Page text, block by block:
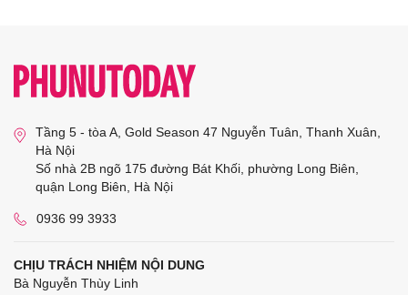
Tầng 5 - tòa A, Gold Season 47 Nguyễn Tuân, Thanh Xuân,
Hà Nội
Số nhà 2B ngõ 175 đường Bát Khối, phường Long Biên,
quận Long Biên, Hà Nội
0936 99 3933
CHỊU TRÁCH NHIỆM NỘI DUNG
Bà Nguyễn Thùy Linh